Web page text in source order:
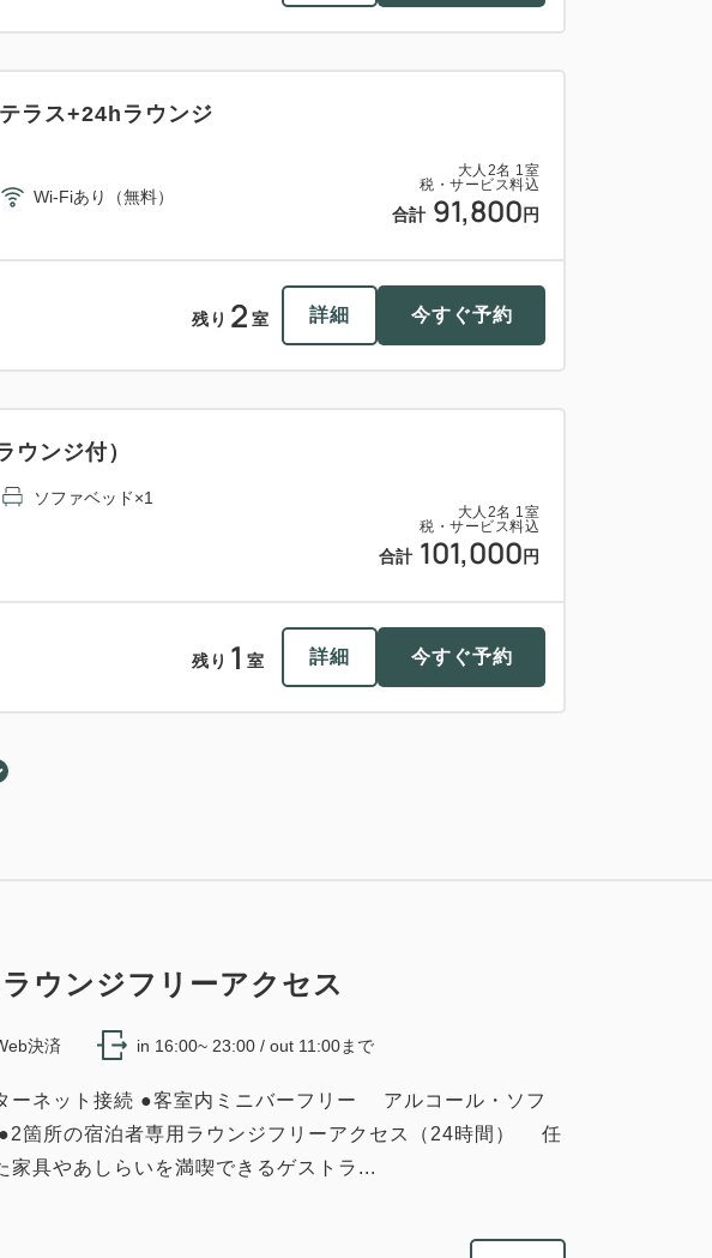
大人 2名 1室
税・サービス料込
合計 91,800 円
ラス+24hラウンジ
Wi-Fiあり（無料）
残り 2 室 詳細 今すぐ予約
大人 2名 1室
税・サービス料込
合計 101,000 円
ウンジ付）
ソファベッド×1
残り 1 室 詳細 今すぐ予約
残り2 室 詳細
67,200円
付）
エキストラベッド×1
ウンジフリーアクセス
決済 in 16:00~ 23:00 / out 11:00まで
ーネット接続 ●客室内ミニバーフリー アルコール・ソフ
●2箇所の宿泊者専用ラウンジフリーアクセス（24時間） 任
家具やあしらいを満喫できるゲストラ...